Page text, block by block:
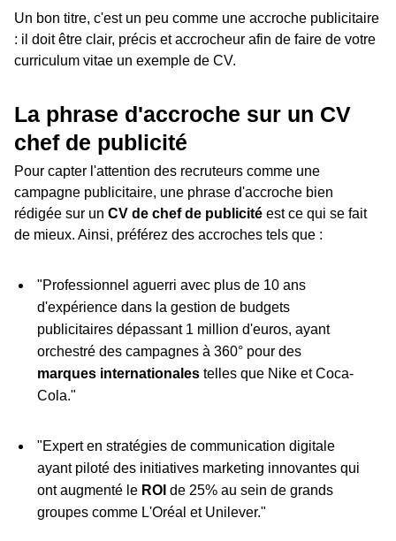
Un bon titre, c'est un peu comme une accroche publicitaire
: il doit être clair, précis et accrocheur afin de faire de votre
curriculum vitae un exemple de CV.
La phrase d'accroche sur un CV
chef de publicité
Pour capter l'attention des recruteurs comme une
campagne publicitaire, une phrase d'accroche bien
rédigée sur un CV de chef de publicité est ce qui se fait
de mieux. Ainsi, préférez des accroches tels que :
"Professionnel aguerri avec plus de 10 ans
d'expérience dans la gestion de budgets
publicitaires dépassant 1 million d'euros, ayant
orchestré des campagnes à 360° pour des
marques internationalestelles que Nike et Coca-
Cola."
"Expert en stratégies de communication digitale
ayant piloté des initiatives marketing innovantes qui
ont augmenté le ROI de 25% au sein de grands
groupes comme L'Oréal et Unilever."